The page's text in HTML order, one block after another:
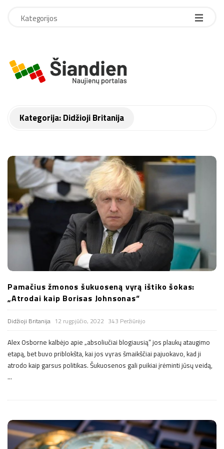
Kategorijos
S
d
i
e
n
.
n
e
t
Kategorija:Didžioji Britanija
Pamačius žmonos šukuoseną vyrą ištiko šokas:
„Atrodai kaip Borisas Johnsonas“
Didžioji Britanija 12 rugpjūčio, 2022 343 Peržiūrėjo
Alex Osborne kalbėjo apie „absoliučiai blogiausią” jos plaukų ataugimo
etapą, bet buvo priblokšta, kai jos vyras šmaikščiai pajuokavo, kad ji
atrodo kaip garsus politikas. Šukuosenos gali puikiai įrėminti jūsų veidą,
…